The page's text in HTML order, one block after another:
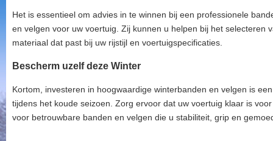
Het is essentieel om advies in te winnen bij een professionele
en velgen voor uw voertuig. Zij kunnen u helpen bij het selecteren
materiaal dat past bij uw rijstijl en voertuigspecificaties.
Bescherm uzelf deze Winter
Kortom, investeren in hoogwaardige winterbanden en velgen is
tijdens het koude seizoen. Zorg ervoor dat uw voertuig klaar is
voor betrouwbare banden en velgen die u stabiliteit, grip en